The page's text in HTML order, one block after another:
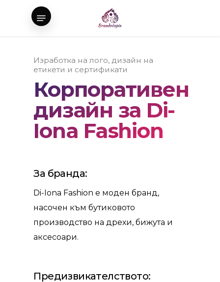
Menu
Изработка на лого, дизайн на
етикети и сертификати
Корпоративен
дизайн за Di-
Iona Fashion
За бранда:
Di-Iona Fashion е моден бранд,
насочен към бутиковото
производство на дрехи, бижута и
аксесоари.
Предизвикателството: